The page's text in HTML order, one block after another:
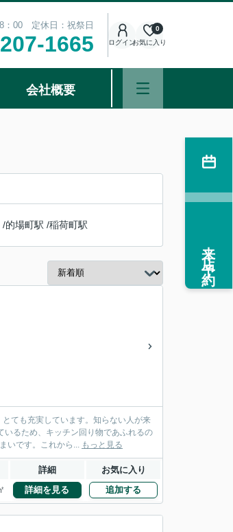
：00 定休日：祝祭日
1665 ログインお気に入り
0
会社概要
/的場町駅 /稲荷町駅
ても充実しています。知らない人が来
いるため、キッチン回り物であふれるの
いです。これから... もっと見る
詳細 お気に入り
詳細を見る 追加する
来店予約